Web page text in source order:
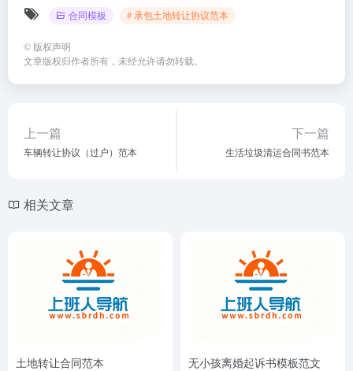
合同模板 # 承包土地转让协议范本
© 版权声明
文章版权归作者所有，未经允许请勿转载。
上一篇
车辆转让协议（过户）范本
下一篇
生活垃圾清运合同书范本
相关文章
土地转让合同范本 无小孩离婚起诉书模板范文